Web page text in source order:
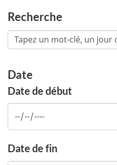
Recherche
Date
Date de début
Date de fin